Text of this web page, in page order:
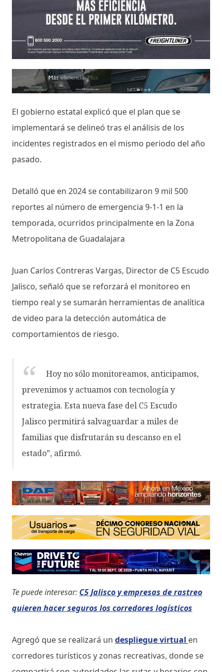
El gobierno estatal explicó que el plan que se
implementará se delineó tras el análisis de los
incidentes registrados en el mismo periodo del año
pasado.
Detalló que en 2024 se contabilizaron 9 mil 500
reportes al número de emergencia 9-1-1 en la
temporada, ocurridos principalmente en la Zona
Metropolitana de Guadalajara
Juan Carlos Contreras Vargas, Director de C5 Escudo
Jalisco, señaló que se reforzará el monitoreo en
tiempo real y se sumarán herramientas de analítica
de video para la detección automática de
comportamientos de riesgo.
Hoy no sólo monitoreamos, anticipamos,
prevenimos y actuamos con tecnología y
estrategia. Esta nueva fase del C5 Escudo
Jalisco permitirá salvaguardar a miles de
familias que disfrutarán su descanso en el
estado”, afirmó.
Te puede interesar: C5 Jalisco y empresas de rastreo
quieren hacer seguros los corredores logísticos
Agregó que se realizará un despliegue virtual en
corredores turísticos y zonas recreativas, donde se